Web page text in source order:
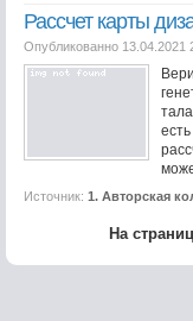
Рассчет карты
Опубликованно 13.04.2021
Источник: 1. Авторская
На